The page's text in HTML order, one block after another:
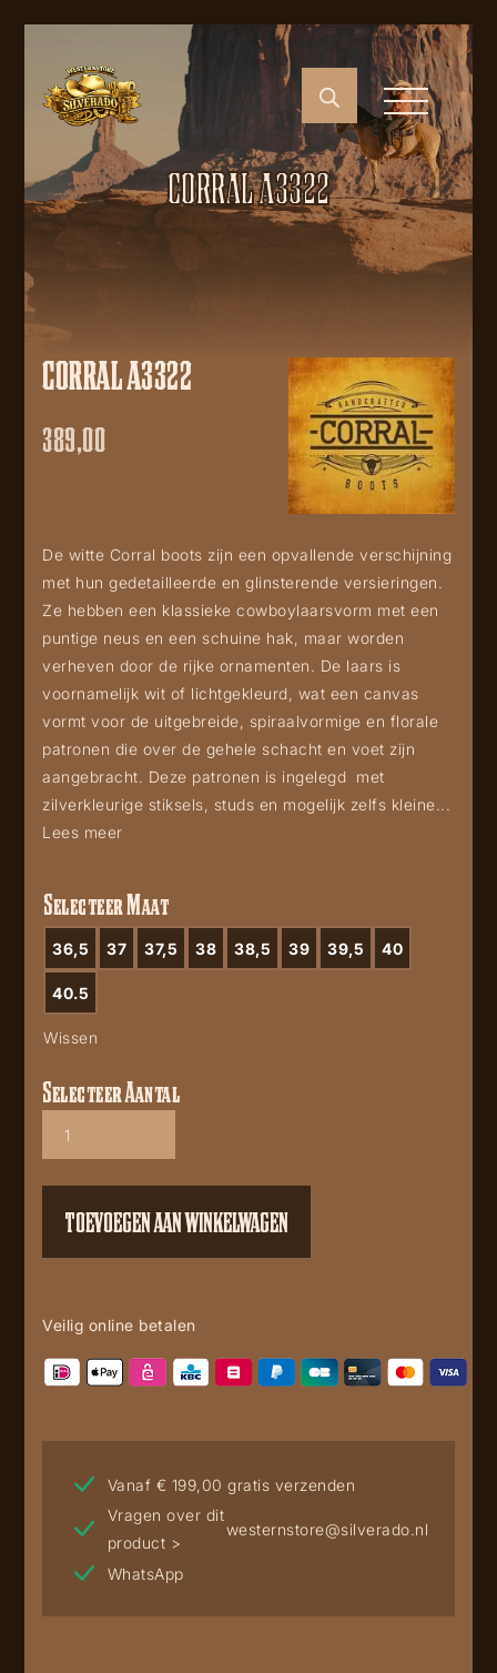
CORRAL A3322
CORRAL A3322
389,00
De witte Corral boots zijn een opvallende verschijning
met hun gedetailleerde en glinsterende versieringen.
Ze hebben een klassieke cowboylaarsvorm met een
puntige neus en een schuine hak, maar worden
verheven door de rijke ornamenten. De laars is
voornamelijk wit of lichtgekleurd, wat een canvas
vormt voor de uitgebreide, spiraalvormige en florale
patronen die over de gehele schacht en voet zijn
aangebracht. Deze patronen is ingelegd met
zilverkleurige stiksels, studs en mogelijk zelfs kleine...
Lees meer
Selecteer Maat
36,5 37 37,5 38 38,5 39 39,5 40
40.5
Wissen
Corral
aantal
Selecteer Aantal
TOEVOEGEN AAN WINKELWAGEN
Veilig online betalen
Vanaf € 199,00 gratis verzenden
Vragen over dit
product >
westernstore@silverado.nl
WhatsApp